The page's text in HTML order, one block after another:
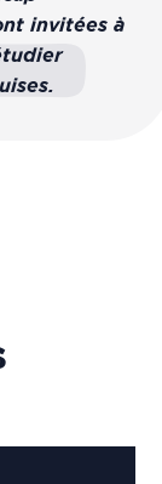
invitées à